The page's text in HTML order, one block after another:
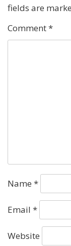
fields are
Comment*
Name *
Email *
Website